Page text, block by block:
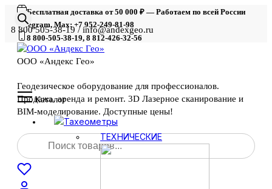
Бесплатная доставка от 50 000 ₽ — Работаем по всей России
Telegram, Max: +7 952-249-81-98
8 800-505-38-19, 8 812-426-32-56
8 800 505-38-19 / info@andexgeo.ru
ООО «Андекс Гео»
Геодезическое оборудование для профессионалов.
Продажа, аренда и ремонт. 3D Лазерное сканирование и
BIM-моделирование. Доступные цены!
Поиск
товаров
Каталог
Тахеометры
ТЕХНИЧЕСКИЕ